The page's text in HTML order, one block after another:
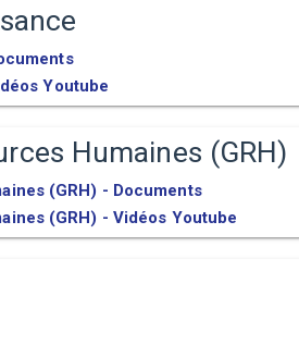
Youtube
Humaines (GRH)
(GRH) - Documents
(GRH) - Vidéos Youtube